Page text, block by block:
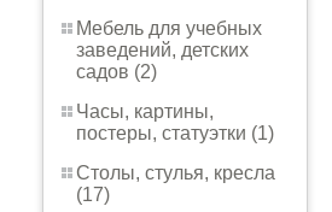
Мебель для учебных
заведений, детских
садов (2)
Часы, картины,
постеры, статуэтки (1)
Столы, стулья, кресла
(17)